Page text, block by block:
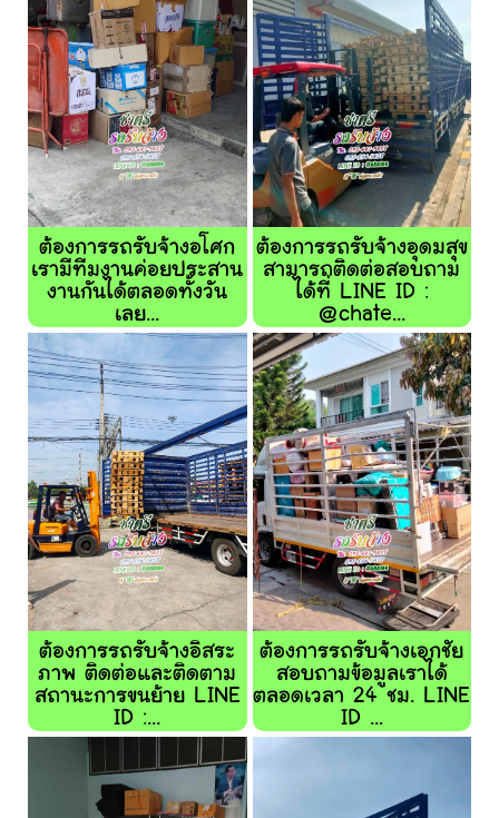
ต้องการรถรับจ้างอโศก
เรามีทีมงานค่อยประสาน
งานกันได้ตลอดทั้งวัน
เลย...
ต้องการรถรับจ้างอุดมสุข
สามารถติดต่อสอบถาม
ได้ที่ LINE ID :
@chate...
ต้องการรถรับจ้างอิสระ
ภาพ ติดต่อและติดตาม
สถานะการขนย้าย LINE
ID :...
ต้องการรถรับจ้างเอกชัย
สอบถามข้อมูลเราได้
ตลอดเวลา 24 ชม. LINE
ID ...